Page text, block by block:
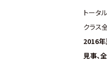
トータ
クラス
2016
見事、